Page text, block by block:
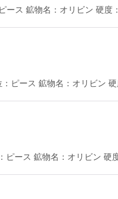
ス 鉱物名：オリビン 硬度
ピース 鉱物名：オリビン
ース 鉱物名：オリビン 硬